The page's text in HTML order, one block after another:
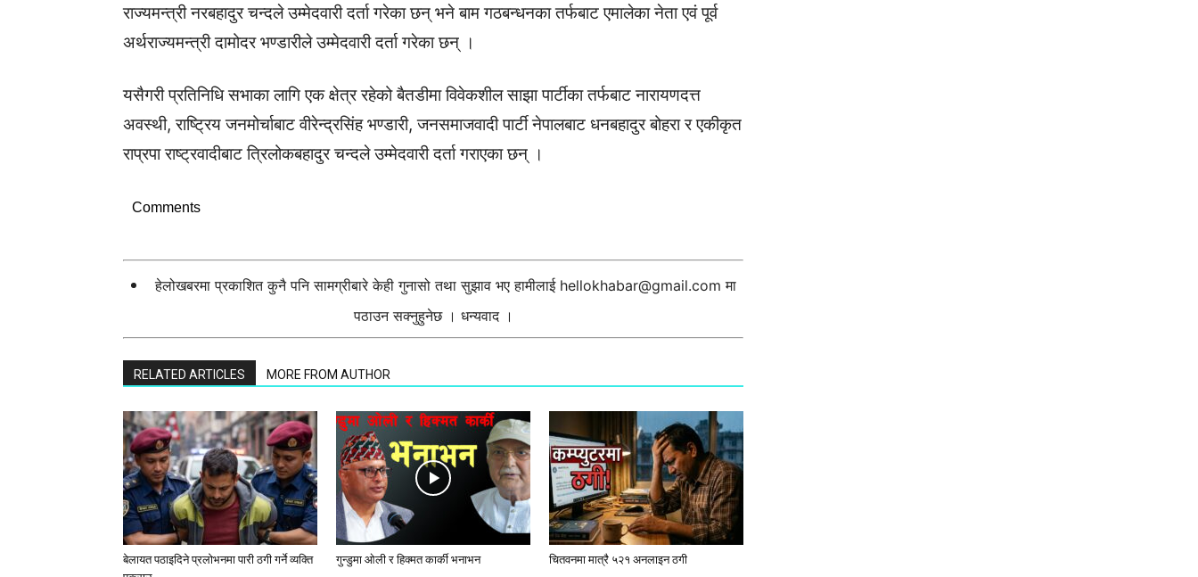
राज्यमन्त्री नरबहादुर चन्दले उम्मेदवारी दर्ता गरेका छन् भने बाम गठबन्धनका तर्फबाट एमालेका नेता एवं पूर्व
अर्थराज्यमन्त्री दामोदर भण्डारीले उम्मेदवारी दर्ता गरेका छन् ।
यसैगरी प्रतिनिधि सभाका लागि एक क्षेत्र रहेको बैतडीमा विवेकशील साझा पार्टीका तर्फबाट नारायणदत्त
अवस्थी, राष्ट्रिय जनमोर्चाबाट वीरेन्द्रसिंह भण्डारी, जनसमाजवादी पार्टी नेपालबाट धनबहादुर बोहरा र एकीकृत
राप्रपा राष्ट्रवादीबाट त्रिलोकबहादुर चन्दले उम्मेदवारी दर्ता गराएका छन् ।
Comments
हेलोखबरमा प्रकाशित कुनै पनि सामग्रीबारे केही गुनासो तथा सुझाव भए हामीलाई hellokhabar@gmail.com मा
पठाउन सक्नुहुनेछ । धन्यवाद ।
RELATED ARTICLES MORE FROM AUTHOR
बेलायत पठाइदिने प्रलाेभनमा पारी ठगी गर्ने व्यक्ति
गुन्डुमा ओली र हिक्मत कार्की भनाभन चितवनमा मात्रै ५२१ अनलाइन ठगी